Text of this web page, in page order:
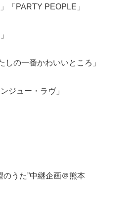
「PARTY PEOPLE」
しの一番かわいいところ」
ジュー・ラヴ」
のうた”中継企画＠熊本